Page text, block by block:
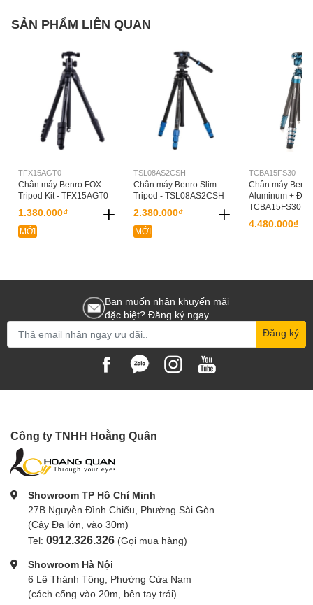
SẢN PHẨM LIÊN QUAN
TFX15AGT0
Chân máy Benro FOX
Tripod Kit - TFX15AGT0
1.380.000₫
MỚI
TSL08AS2CSH
Chân máy Benro Slim
Tripod - TSL08AS2CSH
2.380.000₫
MỚI
TCBA15FS30
Chân máy
Aluminum +
TCBA15FS30
4.480.000₫
Bạn muốn nhận khuyến mãi
đặc biệt? Đăng ký ngay.
Đăng ký
Công ty TNHH Hoằng Quân
Showroom TP Hồ Chí Minh
27B Nguyễn Đình Chiểu, Phường Sài Gòn
(Cây Đa lớn, vào 30m)
Tel: 0912.326.326 (Gọi mua hàng)
Showroom Hà Nội
6 Lê Thánh Tông, Phường Cửa Nam
(cách cổng vào 20m, bên tay trái)